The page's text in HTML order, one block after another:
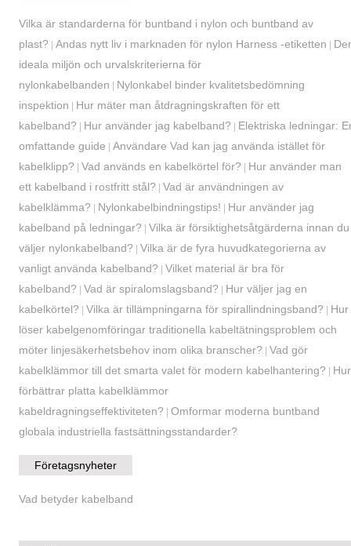
Vilka är standarderna för buntband i nylon och buntband av
plast?
Andas nytt liv i marknaden för nylon Harness -etiketten
ideala miljön och urvalskriterierna för
nylonkabelbanden
Nylonkabel binder kvalitetsbedömning
inspektion
Hur mäter man åtdragningskraften för ett
kabelband?
Hur använder jag kabelband?
Elektriska ledningar:
omfattande guide
Användare Vad kan jag använda istället för
kabelklipp?
Vad används en kabelkörtel för?
Hur använder man
ett kabelband i rostfritt stål?
Vad är användningen av
kabelklämma?
Nylonkabelbindningstips!
Hur använder jag
kabelband på ledningar?
Vilka är försiktighetsåtgärderna innan du
väljer nylonkabelband?
Vilka är de fyra huvudkategorierna av
vanligt använda kabelband?
Vilket material är bra för
kabelband?
Vad är spiralomslagsband?
Hur väljer jag en
kabelkörtel?
Vilka är tillämpningarna för spirallindningsband?
Hur
löser kabelgenomföringar traditionella kabeltätningsproblem och
möter linjesäkerhetsbehov inom olika branscher?
Vad gör
kabelklämmor till det smarta valet för modern kabelhantering?
Hur
förbättrar platta kabelklämmor
kabeldragningseffektiviteten?
Omformar moderna buntband
globala industriella fastsättningsstandarder?
Företagsnyheter
Vad betyder kabelband